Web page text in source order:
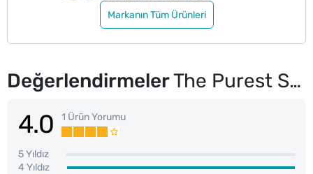
Markanın Tüm Ürünleri
DeğerlendirmelerThe Purest Solutions Mat BB Krem Light 40 ml
4.0 1 Ürün Yorumu
5 Yıldız
4 Yıldız